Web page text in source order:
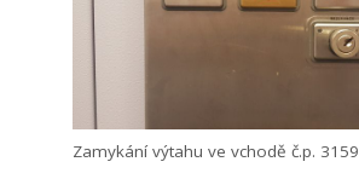
Zamykání výtahu ve vchodě č.p. 3159